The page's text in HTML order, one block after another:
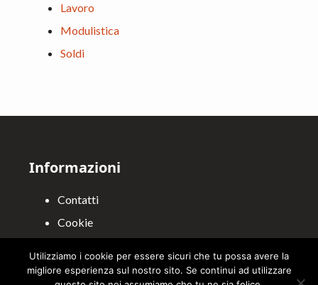
Lavoro
Modulistica
Soldi
Informazioni
Contatti
Cookie
Utilizziamo i cookie per essere sicuri che tu possa avere la
migliore esperienza sul nostro sito. Se continui ad utilizzare